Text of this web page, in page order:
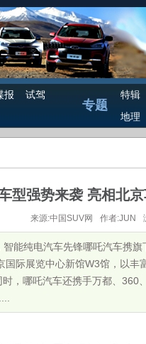
报
试驾
专题
特辑
地理
型强势来袭 亮相北
来源:中国SUV网 作者:JUN
智能纯电汽车先锋哪吒汽车携
际展览中心新馆W3馆，以
，哪吒汽车还携手万都、